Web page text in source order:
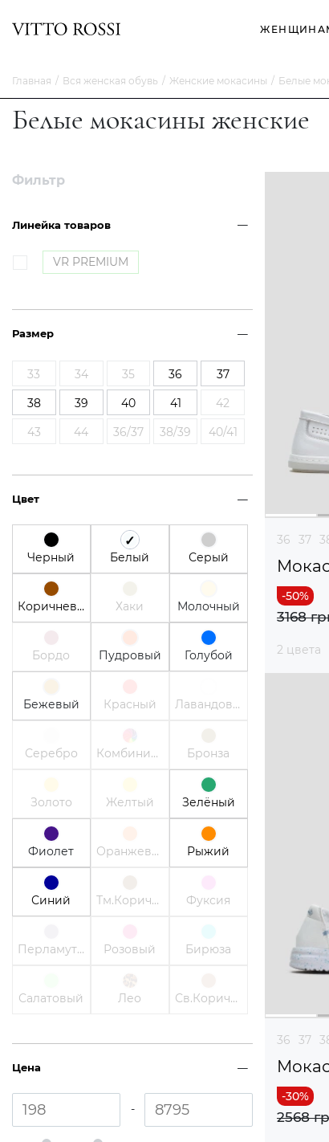
Главная Вся женская обувь Женские мокасины Белые
Белые мокасины женские
Фильтр
Линейка товаров
VR PREMIUM
Размер
33 34 35 36
37
38
39 40 41
42
43
44 36/37 38/39 40/41
Цвет
Черный Белый Серый
Коричневый Хаки Молочный
Бордо Пудровый Голубой
Бежевый Красный Лавандовый
Серебро Комбинированный Бронза
Золото Желтый Зелёный
Фиолет Оранжевый Рыжий
Синий Тм.Коричневый Фуксия
Перламутр Розовый Бирюза
Салатовый Лео Св.Коричневый
Цена
-
36 37
3168
2 цвета
36 37
2568